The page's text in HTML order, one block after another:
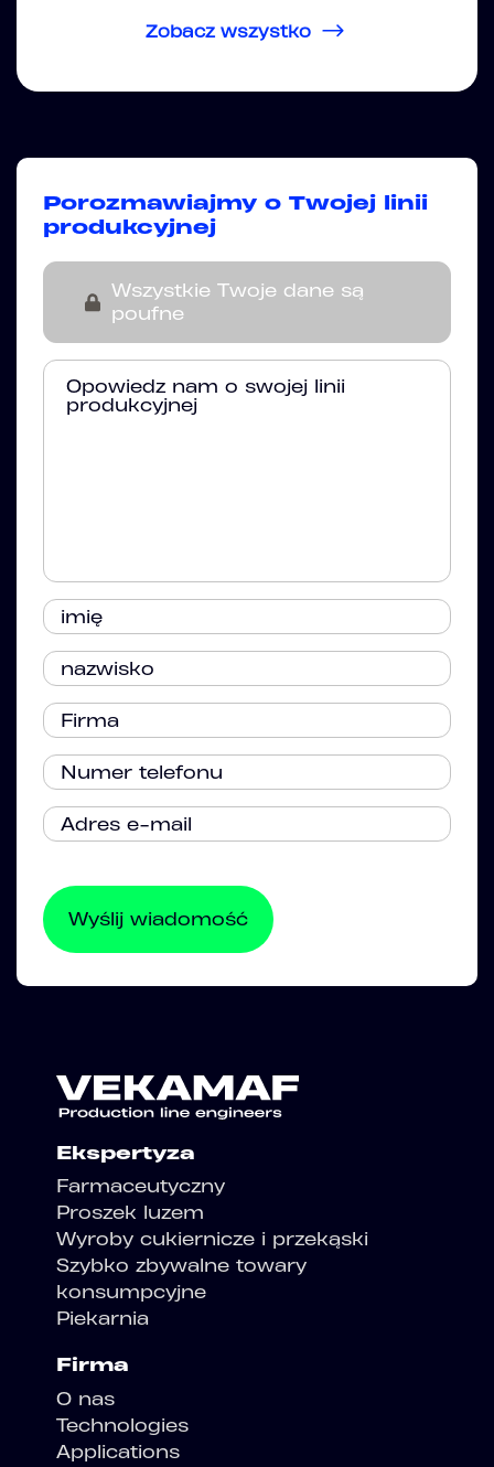
Zobacz wszystko
Porozmawiajmy o Twojej linii
produkcyjnej
Wszystkie Twoje dane są
poufne
Ekspertyza
Farmaceutyczny
Proszek luzem
Wyroby cukiernicze i przekąski
Szybko zbywalne towary
konsumpcyjne
Piekarnia
Firma
O nas
Technologies
Applications